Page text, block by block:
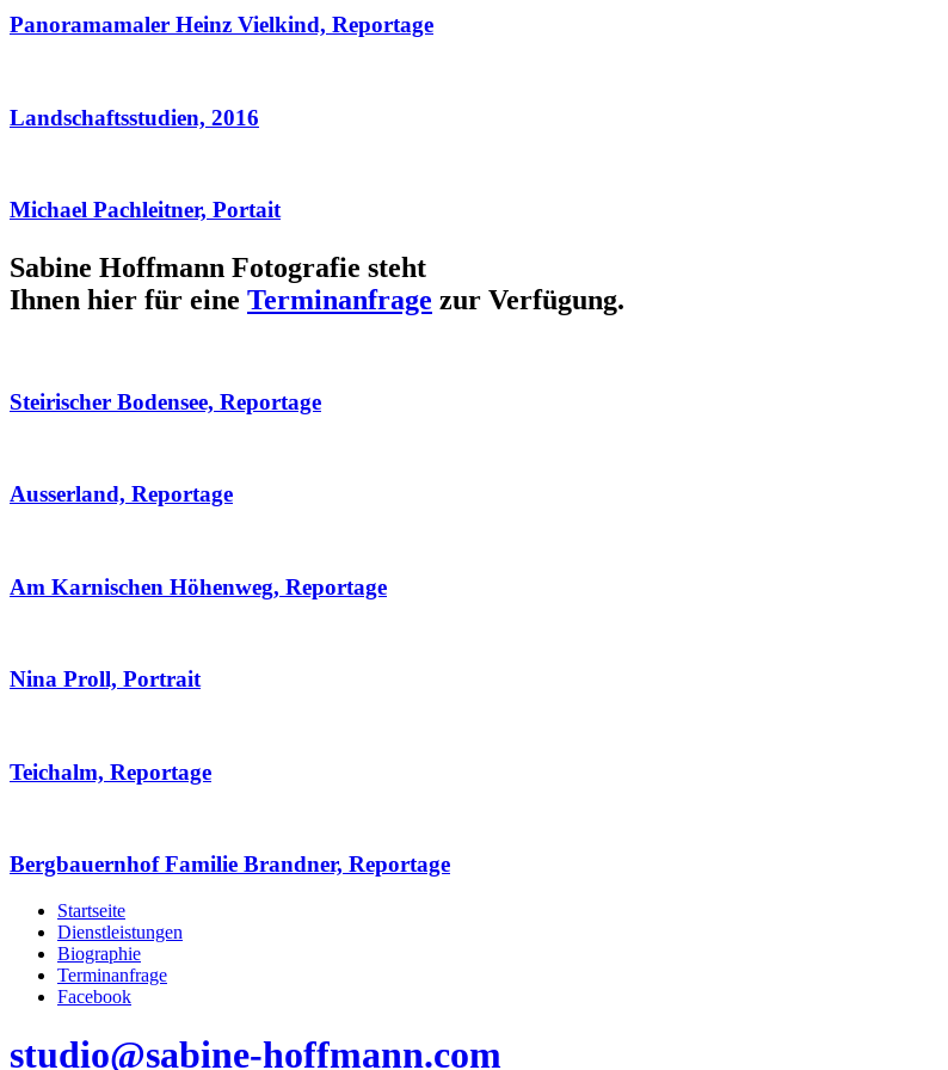
Panoramamaler Heinz Vielkind, Reportage
Landschaftsstudien, 2016
Michael Pachleitner, Portait
Sabine Hoffmann Fotografie steht
Ihnen hier für eine Terminanfrage zur Verfügung.
Steirischer Bodensee, Reportage
Ausserland, Reportage
Am Karnischen Höhenweg, Reportage
Nina Proll, Portrait
Teichalm, Reportage
Bergbauernhof Familie Brandner, Reportage
Startseite
Dienstleistungen
Biographie
Terminanfrage
Facebook
studio@sabine-hoffmann.com